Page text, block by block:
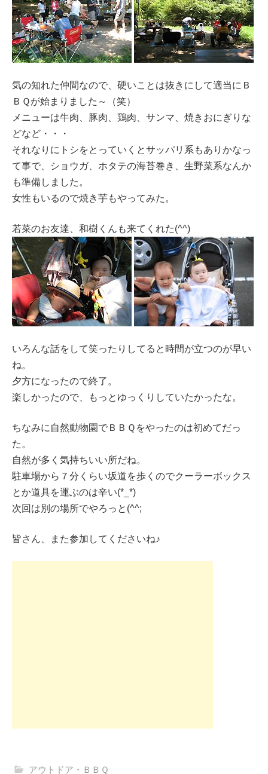
気の知れた仲間なので、硬いことは抜きにして適当にＢ
ＢＱが始まりました～（笑）
メニューは牛肉、豚肉、鶏肉、サンマ、焼きおにぎりな
どなど・・・
それなりにトシをとっていくとサッパリ系もありかなっ
て事で、ショウガ、ホタテの海苔巻き、生野菜系なんか
も準備しました。
女性もいるので焼き芋もやってみた。
若菜のお友達、和樹くんも来てくれた(^^)
いろんな話をして笑ったりしてると時間が立つのが早い
ね。
夕方になったので終了。
楽しかったので、もっとゆっくりしていたかったな。
ちなみに自然動物園でＢＢＱをやったのは初めてだっ
た。
自然が多く気持ちいい所だね。
駐車場から７分くらい坂道を歩くのでクーラーボックス
とか道具を運ぶのは辛い(*_*)
次回は別の場所でやろっと(^^;
皆さん、また参加してくださいね♪
アウトドア・ＢＢＱ